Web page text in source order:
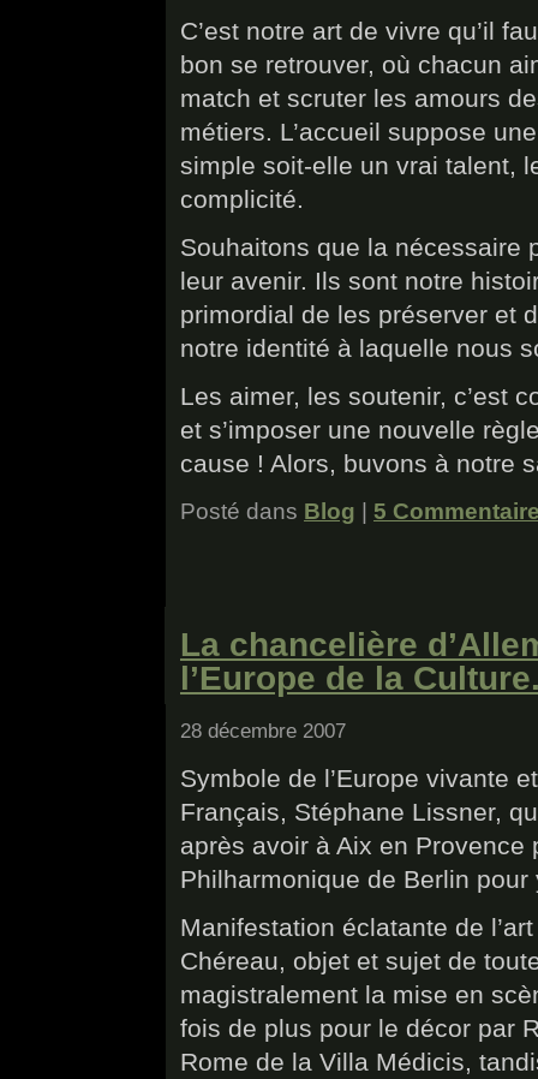
C’est notre art de vivre qu’il
bon se retrouver, où chacun
match et scruter les amours
métiers. L’accueil suppose
simple soit-elle un vrai talent,
complicité.
Souhaitons que la nécessaire
leur avenir. Ils sont notre
primordial de les préserver et
notre identité à laquelle nous
Les aimer, les soutenir, c’est
et s’imposer une nouvelle
cause ! Alors, buvons à notre
Posté dans Blog | 5
La chancelière
l’Europe de la
28 décembre 2007
Symbole de l’Europe vivante
Français, Stéphane Lissner,
après avoir à Aix en Provence
Philharmonique de Berlin
Manifestation éclatante de
Chéreau, objet et sujet de
magistralement la mise en
fois de plus pour le décor par
Rome de la Villa Médicis,